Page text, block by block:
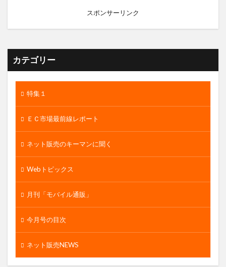
スポンサーリンク
カテゴリー
特集１
ＥＣ市場最前線レポート
ネット販売のキーマンに聞く
Webトピックス
月刊「モバイル通販」
今月号の目次
ネット販売NEWS